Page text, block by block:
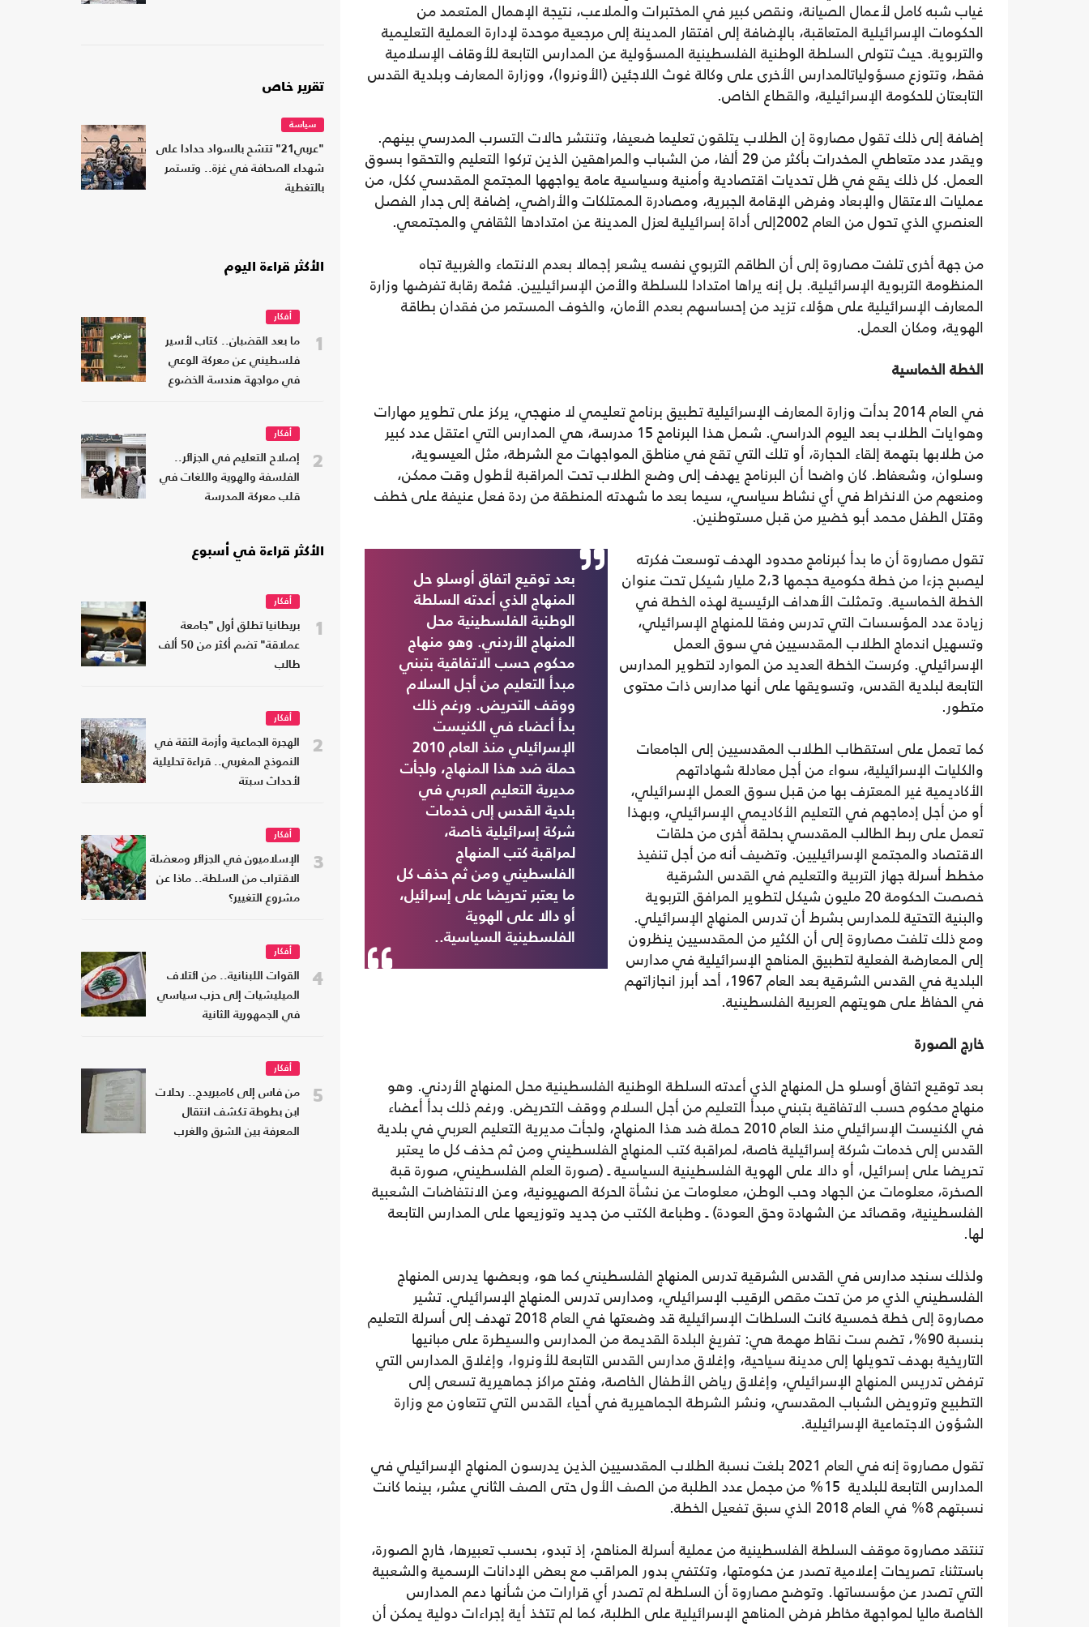
غياب شبه كامل لأعمال الصيانة، ونقص كبير في المختبرات والملاعب، نتيجة الإهمال المتعمد من
الحكومات الإسرائيلية المتعاقبة، بالإضافة إلى افتقار المدينة إلى مرجعية موحدة لإدارة العملية التعليمية
والتربوية. حيث تتولى السلطة الوطنية الفلسطينية المسؤولية عن المدارس التابعة للأوقاف الإسلامية
فقط، وتتوزع مسؤولياتالمدارس الأخرى على وكالة غوث اللاجئين (الأونروا)، ووزارة المعارف وبلدية القدس
التابعتان للحكومة الإسرائيلية، والقطاع الخاص.
إضافة إلى ذلك تقول مصاروة إن الطلاب يتلقون تعليما ضعيفا، وتنتشر حالات التسرب المدرسي بينهم.
ويقدر عدد متعاطي المخدرات بأكثر من 29 ألفا، من الشباب والمراهقين الذين تركوا التعليم والتحقوا بسوق
العمل. كل ذلك يقع في ظل تحديات اقتصادية وأمنية وسياسية عامة يواجهها المجتمع المقدسي ككل، من
عمليات الاعتقال والإبعاد وفرض الإقامة الجبرية، ومصادرة الممتلكات والأراضي، إضافة إلى جدار الفصل
العنصري الذي تحول من العام 2002إلى أداة إسرائيلية لعزل المدينة عن امتدادها الثقافي والمجتمعي.
من جهة أخرى تلفت مصاروة إلى أن الطاقم التربوي نفسه يشعر إجمالا بعدم الانتماء والغربية تجاه
المنظومة التربوية الإسرائيلية. بل إنه يراها امتدادا للسلطة والأمن الإسرائيليين. فثمة رقابة تفرضها وزارة
المعارف الإسرائيلية على هؤلاء تزيد من إحساسهم بعدم الأمان، والخوف المستمر من فقدان بطاقة
الهوية، ومكان العمل.
الخطة الخماسية
في العام 2014 بدأت وزارة المعارف الإسرائيلية تطبيق برنامج تعليمي لا منهجي، يركز على تطوير مهارات
وهوايات الطلاب بعد اليوم الدراسي. شمل هذا البرنامج 15 مدرسة، هي المدارس التي اعتقل عدد كبير
من طلابها بتهمة إلقاء الحجارة، أو تلك التي تقع في مناطق المواجهات مع الشرطة، مثل العيسوية،
وسلوان، وشعفاط. كان واضحا أن البرنامج يهدف إلى وضع الطلاب تحت المراقبة لأطول وقت ممكن،
ومنعهم من الانخراط في أي نشاط سياسي، سيما بعد ما شهدته المنطقة من ردة فعل عنيفة على خطف
وقتل الطفل محمد أبو خضير من قبل مستوطنين.
بعد توقيع اتفاق أوسلو حل
المنهاج الذي أعدته السلطة
الوطنية الفلسطينية محل
المنهاج الأردني. وهو منهاج
محكوم حسب الاتفاقية بتبني
مبدأ التعليم من أجل السلام
ووقف التحريض. ورغم ذلك
بدأ أعضاء في الكنيست
الإسرائيلي منذ العام 2010
حملة ضد هذا المنهاج، ولجأت
مديرية التعليم العربي في
بلدية القدس إلى خدمات
شركة إسرائيلية خاصة،
لمراقبة كتب المنهاج
الفلسطيني ومن ثم حذف كل
ما يعتبر تحريضا على إسرائيل،
أو دالا على الهوية
الفلسطينية السياسية..
تقول مصاروة أن ما بدأ كبرنامج محدود الهدف توسعت فكرته
ليصبح جزءا من خطة حكومية حجمها 2،3 مليار شيكل تحت عنوان
الخطة الخماسية. وتمثلت الأهداف الرئيسية لهذه الخطة في
زيادة عدد المؤسسات التي تدرس وفقا للمنهاج الإسرائيلي،
وتسهيل اندماج الطلاب المقدسيين في سوق العمل
الإسرائيلي. وكرست الخطة العديد من الموارد لتطوير المدارس
التابعة لبلدية القدس، وتسويقها على أنها مدارس ذات محتوى
متطور.
كما تعمل على استقطاب الطلاب المقدسيين إلى الجامعات
والكليات الإسرائيلية، سواء من أجل معادلة شهاداتهم
الأكاديمية غير المعترف بها من قبل سوق العمل الإسرائيلي،
أو من أجل إدماجهم في التعليم الأكاديمي الإسرائيلي، وبهذا
تعمل على ربط الطالب المقدسي بحلقة أخرى من حلقات
الاقتصاد والمجتمع الإسرائيليين. وتضيف أنه من أجل تنفيذ
مخطط أسرلة جهاز التربية والتعليم في القدس الشرقية
خصصت الحكومة 20 مليون شيكل لتطوير المرافق التربوية
والبنية التحتية للمدارس بشرط أن تدرس المنهاج الإسرائيلي.
ومع ذلك تلفت مصاروة إلى أن الكثير من المقدسيين ينظرون
إلى المعارضة الفعلية لتطبيق المناهج الإسرائيلية في مدارس
البلدية في القدس الشرقية بعد العام 1967، أحد أبرز انجازاتهم
في الحفاظ على هويتهم العربية الفلسطينية.
خارج الصورة
بعد توقيع اتفاق أوسلو حل المنهاج الذي أعدته السلطة الوطنية الفلسطينية محل المنهاج الأردني. وهو
منهاج محكوم حسب الاتفاقية بتبني مبدأ التعليم من أجل السلام ووقف التحريض. ورغم ذلك بدأ أعضاء
في الكنيست الإسرائيلي منذ العام 2010 حملة ضد هذا المنهاج، ولجأت مديرية التعليم العربي في بلدية
القدس إلى خدمات شركة إسرائيلية خاصة، لمراقبة كتب المنهاج الفلسطيني ومن ثم حذف كل ما يعتبر
تحريضا على إسرائيل، أو دالا على الهوية الفلسطينية السياسية ـ (صورة العلم الفلسطيني، صورة قبة
الصخرة، معلومات عن الجهاد وحب الوطن، معلومات عن نشأة الحركة الصهيونية، وعن الانتفاضات الشعبية
الفلسطينية، وقصائد عن الشهادة وحق العودة) ـ وطباعة الكتب من جديد وتوزيعها على المدارس التابعة
لها.
ولذلك سنجد مدارس في القدس الشرقية تدرس المنهاج الفلسطيني كما هو، وبعضها يدرس المنهاج
الفلسطيني الذي مر من تحت مقص الرقيب الإسرائيلي، ومدارس تدرس المنهاج الإسرائيلي. تشير
مصاروة إلى خطة خمسية كانت السلطات الإسرائيلية قد وضعتها في العام 2018 تهدف إلى أسرلة التعليم
بنسبة 90%، تضم ست نقاط مهمة هي: تفريغ البلدة القديمة من المدارس والسيطرة على مبانيها
التاريخية بهدف تحويلها إلى مدينة سياحية، وإغلاق مدارس القدس التابعة للأونروا، وإغلاق المدارس التي
ترفض تدريس المنهاج الإسرائيلي، وإغلاق رياض الأطفال الخاصة، وفتح مراكز جماهيرية تسعى إلى
التطبيع وترويض الشباب المقدسي، ونشر الشرطة الجماهيرية في أحياء القدس التي تتعاون مع وزارة
الشؤون الاجتماعية الإسرائيلية.
تقول مصاروة إنه في العام 2021 بلغت نسبة الطلاب المقدسيين الذين يدرسون المنهاج الإسرائيلي في
المدارس التابعة للبلدية 15% من مجمل عدد الطلبة من الصف الأول حتى الصف الثاني عشر، بينما كانت
نسبتهم 8% في العام 2018 الذي سبق تفعيل الخطة.
تنتقد مصاروة موقف السلطة الفلسطينية من عملية أسرلة المناهج، إذ تبدو، بحسب تعبيرها، خارج الصورة،
باستثناء تصريحات إعلامية تصدر عن حكومتها، وتكتفي بدور المراقب مع بعض الإدانات الرسمية والشعبية
التي تصدر عن مؤسساتها. وتوضح مصاروة أن السلطة لم تصدر أي قرارات من شأنها دعم المدارس
الخاصة ماليا لمواجهة مخاطر فرض المناهج الإسرائيلية على الطلبة، كما لم تتخذ أية إجراءات دولية يمكن أن
تقرير خاص
سياسة
"عربي21" تتشح بالسواد حدادا على
شهداء الصحافة في غزة.. وتستمر
بالتغطية
الأكثر قراءة اليوم
1
أفكار
ما بعد القضبان.. كتاب لأسير
فلسطيني عن معركة الوعي
في مواجهة هندسة الخضوع
2
أفكار
إصلاح التعليم في الجزائر..
الفلسفة والهوية واللغات في
قلب معركة المدرسة
الأكثر قراءة في أسبوع
1
أفكار
بريطانيا تطلق أول "جامعة
عملاقة" تضم أكثر من 50 ألف
طالب
2
أفكار
الهجرة الجماعية وأزمة الثقة في
النموذج المغربي.. قراءة تحليلية
لأحداث سبتة
3
أفكار
الإسلاميون في الجزائر ومعضلة
الاقتراب من السلطة.. ماذا عن
مشروع التغيير؟
4
أفكار
القوات اللبنانية.. من ائتلاف
الميليشيات إلى حزب سياسي
في الجمهورية الثانية
5
أفكار
من فاس إلى كامبريدج.. رحلات
ابن بطوطة تكشف انتقال
المعرفة بين الشرق والغرب